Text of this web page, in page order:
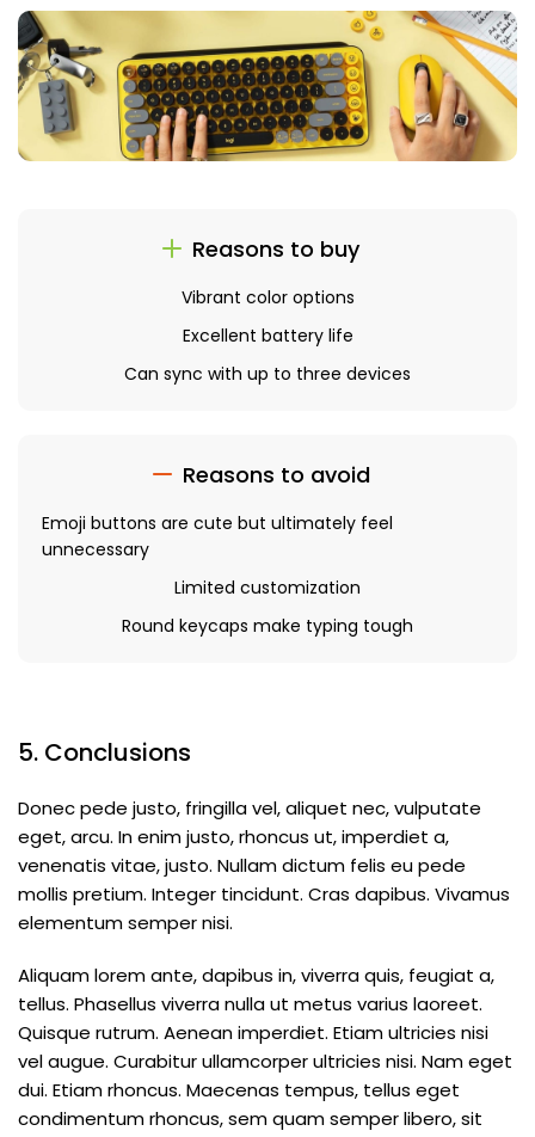
Reasons to buy
Vibrant color options
Excellent battery life
Can sync with up to three devices
Reasons to avoid
Emoji buttons are cute but ultimately feel
unnecessary
Limited customization
Round keycaps make typing tough
5. Conclusions
Donec pede justo, fringilla vel, aliquet nec, vulputate
eget, arcu. In enim justo, rhoncus ut, imperdiet a,
venenatis vitae, justo. Nullam dictum felis eu pede
mollis pretium. Integer tincidunt. Cras dapibus. Vivamus
elementum semper nisi.
Aliquam lorem ante, dapibus in, viverra quis, feugiat a,
tellus. Phasellus viverra nulla ut metus varius laoreet.
Quisque rutrum. Aenean imperdiet. Etiam ultricies nisi
vel augue. Curabitur ullamcorper ultricies nisi. Nam eget
dui. Etiam rhoncus. Maecenas tempus, tellus eget
condimentum rhoncus, sem quam semper libero, sit